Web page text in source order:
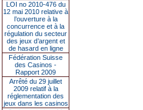
LOI no 2010-476 du
12 mai 2010 relative à
l’ouverture à la
concurrence et à la
régulation du secteur
des jeux d’argent et
de hasard en ligne
Fédération Suisse
des Casinos -
Rapport 2009
Arrêté du 29 juillet
2009 relatif à la
réglementation des
jeux dans les casinos